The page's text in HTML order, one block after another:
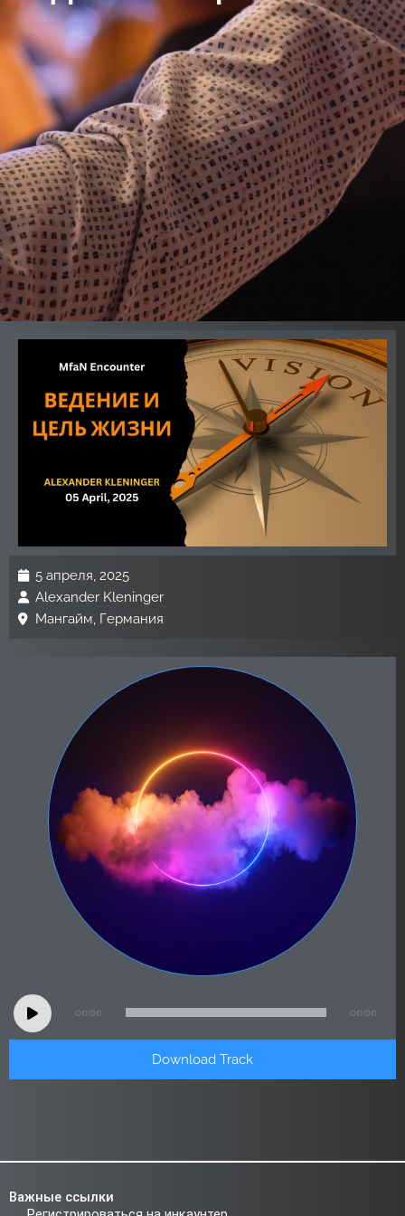
5 апреля, 2025
Alexander Kleninger
Мангайм, Германия
00:00 00:00
Download Track
Важные ссылки